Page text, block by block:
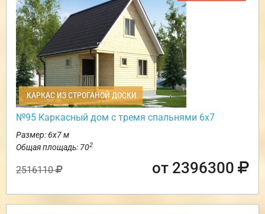
КАРКАС ИЗ СТРОГАНОЙ ДОСКИ
№95 Каркасный дом с тремя спальнями 6х7
Размер: 6х7 м
Общая площадь: 702
2516110 от 2396300